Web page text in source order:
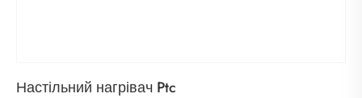
Настільний нагрівач Ptc